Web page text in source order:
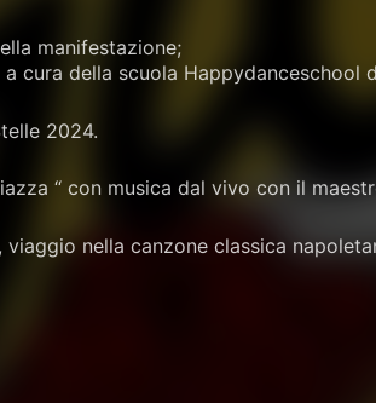
manifestazione;
cura della scuola Happydanceschool
2024.
“ con musica dal vivo con il
viaggio nella canzone classica